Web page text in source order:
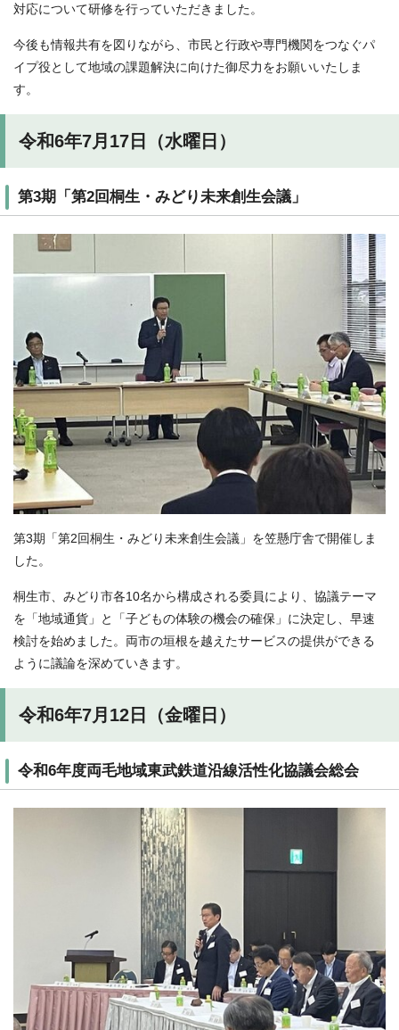
対応について研修を行っていただきました。
今後も情報共有を図りながら、市民と行政や専門機関をつなぐパ
イプ役として地域の課題解決に向けた御尽力をお願いいたしま
す。
令和6年7月17日（水曜日）
第3期「第2回桐生・みどり未来創生会議」
第3期「第2回桐生・みどり未来創生会議」を笠懸庁舎で開催しま
した。
桐生市、みどり市各10名から構成される委員により、協議テーマ
を「地域通貨」と「子どもの体験の機会の確保」に決定し、早速
検討を始めました。両市の垣根を越えたサービスの提供ができる
ように議論を深めていきます。
令和6年7月12日（金曜日）
令和6年度両毛地域東武鉄道沿線活性化協議会総会